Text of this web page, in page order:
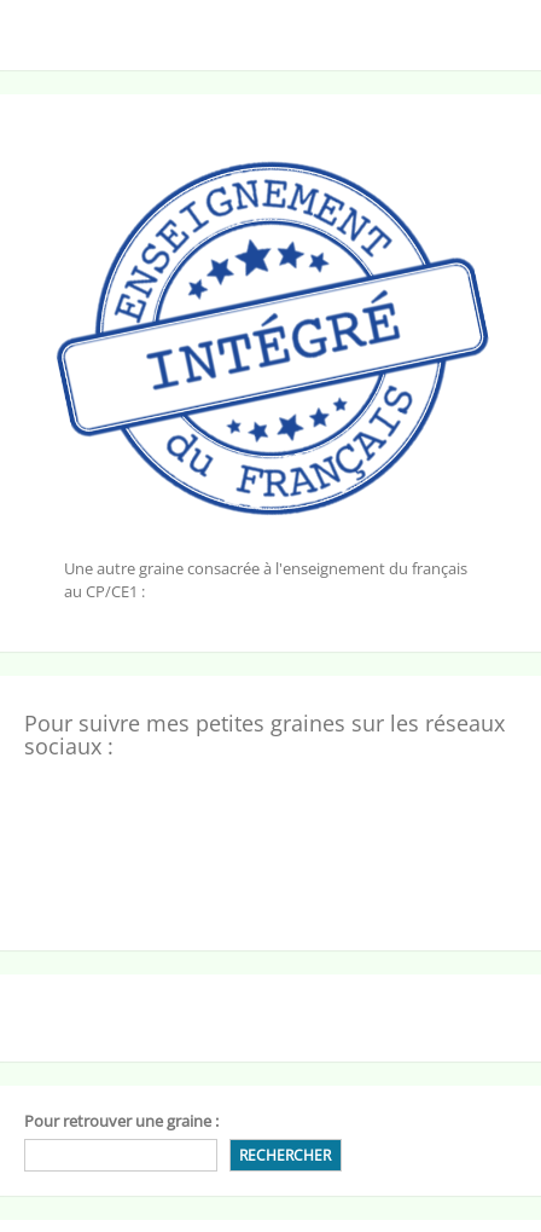
Une autre graine consacrée à l'enseignement du français
au CP/CE1 :
Pour suivre mes petites graines sur les réseaux
sociaux :
Pour retrouver une graine :
RECHERCHER